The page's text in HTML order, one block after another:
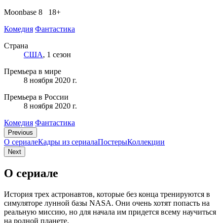
Moonbase 8 18+
Комедия Фантастика
Страна
США, 1 сезон
Премьера в мире
8 ноября 2020 г.
Премьера в России
8 ноября 2020 г.
Комедия Фантастика
Previous
О сериалеКадры из сериалaПостерыКоллекции
Next
О сериале
История трех астронавтов, которые без конца тренируются в
симуляторе лунной базы NASA. Они очень хотят попасть на
реальную миссию, но для начала им придется всему научиться
на родной планете.